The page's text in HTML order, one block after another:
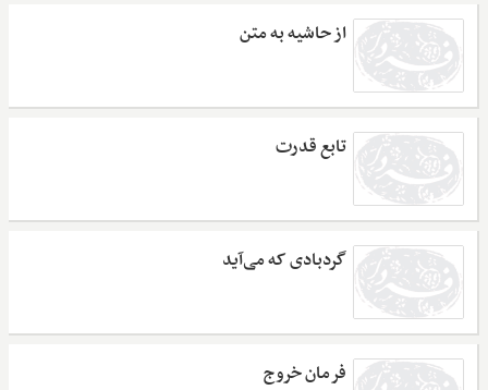
از حاشیه به متن
تابع قدرت
گردبادی که می‌آید
فرمان خروج